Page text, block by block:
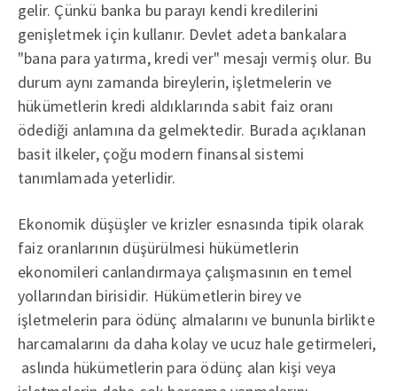
gelir. Çünkü banka bu parayı kendi kredilerini
genişletmek için kullanır. Devlet adeta bankalara
"bana para yatırma, kredi ver" mesajı vermiş olur. Bu
durum aynı zamanda bireylerin, işletmelerin ve
hükümetlerin kredi aldıklarında sabit faiz oranı
ödediği anlamına da gelmektedir. Burada açıklanan
basit ilkeler, çoğu modern finansal sistemi
tanımlamada yeterlidir.
Ekonomik düşüşler ve krizler esnasında tipik olarak
faiz oranlarının düşürülmesi hükümetlerin
ekonomileri canlandırmaya çalışmasının en temel
yollarından birisidir. Hükümetlerin birey ve
işletmelerin para ödünç almalarını ve bununla birlikte
harcamalarını da daha kolay ve ucuz hale getirmeleri,
aslında hükümetlerin para ödünç alan kişi veya